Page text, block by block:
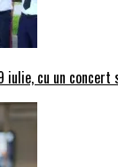
iulie, cu un